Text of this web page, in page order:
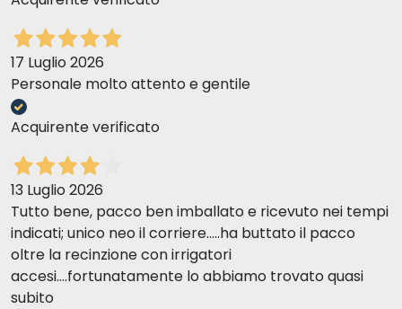
17 Luglio 2026
Personale molto attento e gentile
Acquirente verificato
13 Luglio 2026
Tutto bene, pacco ben imballato e ricevuto nei tempi
indicati; unico neo il corriere.....ha buttato il pacco
oltre la recinzione con irrigatori
accesi....fortunatamente lo abbiamo trovato quasi
subito